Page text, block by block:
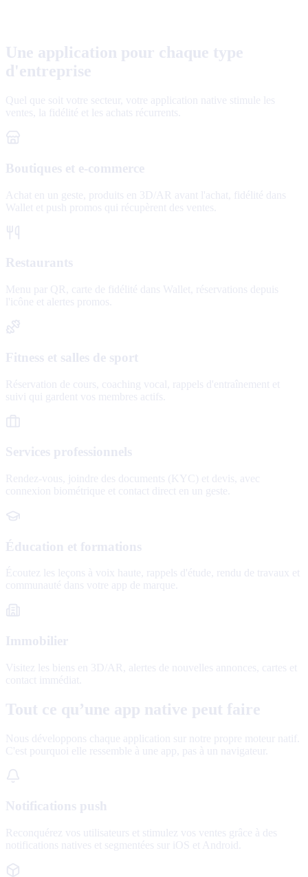
Une application pour chaque type
d'entreprise
Quel que soit votre secteur, votre application native stimule les
ventes, la fidélité et les achats récurrents.
Boutiques et e-commerce
Achat en un geste, produits en 3D/AR avant l'achat, fidélité dans
Wallet et push promos qui récupèrent des ventes.
Restaurants
Menu par QR, carte de fidélité dans Wallet, réservations depuis
l'icône et alertes promos.
Fitness et salles de sport
Réservation de cours, coaching vocal, rappels d'entraînement et
suivi qui gardent vos membres actifs.
Services professionnels
Rendez-vous, joindre des documents (KYC) et devis, avec
connexion biométrique et contact direct en un geste.
Éducation et formations
Écoutez les leçons à voix haute, rappels d'étude, rendu de travaux et
communauté dans votre app de marque.
Immobilier
Visitez les biens en 3D/AR, alertes de nouvelles annonces, cartes et
contact immédiat.
Tout ce qu’une app native peut faire
Nous développons chaque application sur notre propre moteur natif.
C'est pourquoi elle ressemble à une app, pas à un navigateur.
Notifications push
Reconquérez vos utilisateurs et stimulez vos ventes grâce à des
notifications natives et segmentées sur iOS et Android.